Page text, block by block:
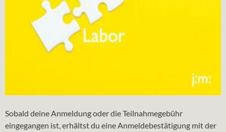
Sobald deine Anmeldung oder die Teilnahmegebühr
eingegangen ist, erhältst du eine Anmeldebestätigung mit der